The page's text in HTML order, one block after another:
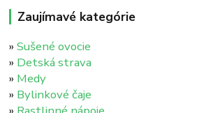
Zaujímavé kategórie
»Sušené ovocie
» Detská strava
» Medy
» Bylinkové čaje